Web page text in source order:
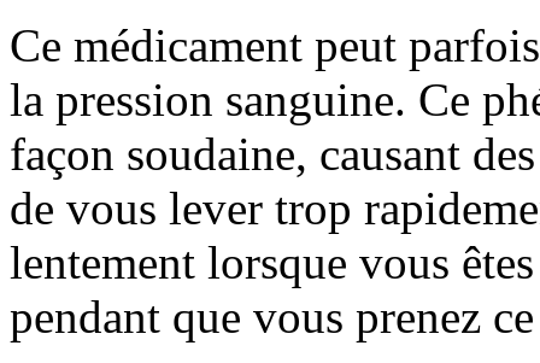
Ce médicament peut
la pression sanguine. Ce
façon soudaine, causant
de vous lever trop
lentement lorsque vous
pendant que vous prenez